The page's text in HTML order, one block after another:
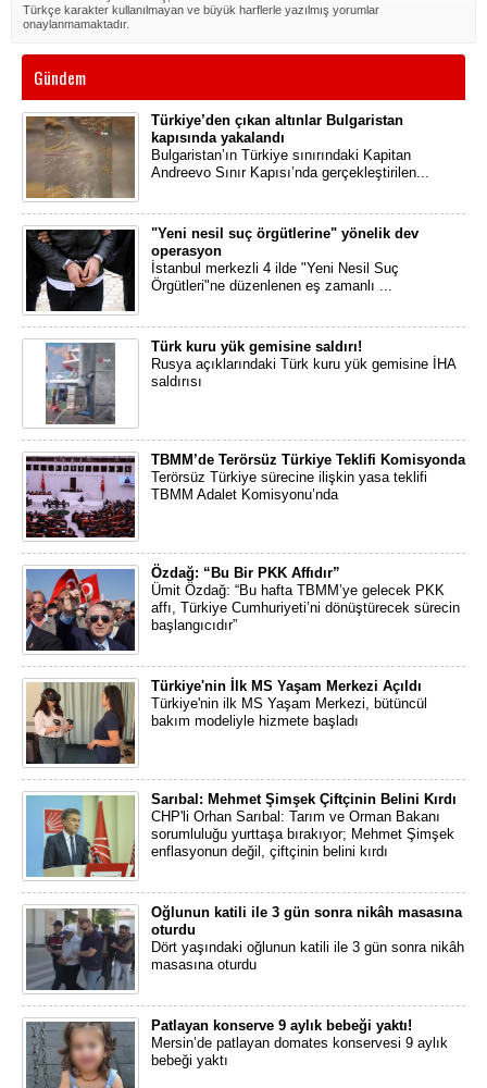
Türkçe karakter kullanılmayan ve büyük harflerle yazılmış yorumlar
onaylanmamaktadır.
Gündem
Türkiye’den çıkan altınlar Bulgaristan
kapısında yakalandı
Bulgaristan’ın Türkiye sınırındaki Kapitan
Andreevo Sınır Kapısı’nda gerçekleştirilen...
"Yeni nesil suç örgütlerine" yönelik dev
operasyon
İstanbul merkezli 4 ilde "Yeni Nesil Suç
Örgütleri"ne düzenlenen eş zamanlı ...
Türk kuru yük gemisine saldırı!
Rusya açıklarındaki Türk kuru yük gemisine İHA
saldırısı
TBMM’de Terörsüz Türkiye Teklifi Komisyonda
Terörsüz Türkiye sürecine ilişkin yasa teklifi
TBMM Adalet Komisyonu’nda
Özdağ: “Bu Bir PKK Affıdır”
Ümit Özdağ: “Bu hafta TBMM’ye gelecek PKK
affı, Türkiye Cumhuriyeti’ni dönüştürecek sürecin
başlangıcıdır”
Türkiye'nin İlk MS Yaşam Merkezi Açıldı
Türkiye'nin ilk MS Yaşam Merkezi, bütüncül
bakım modeliyle hizmete başladı
Sarıbal: Mehmet Şimşek Çiftçinin Belini Kırdı
CHP'li Orhan Sarıbal: Tarım ve Orman Bakanı
sorumluluğu yurttaşa bırakıyor; Mehmet Şimşek
enflasyonun değil, çiftçinin belini kırdı
Oğlunun katili ile 3 gün sonra nikâh masasına
oturdu
Dört yaşındaki oğlunun katili ile 3 gün sonra nikâh
masasına oturdu
Patlayan konserve 9 aylık bebeği yaktı!
Mersin’de patlayan domates konservesi 9 aylık
bebeği yaktı